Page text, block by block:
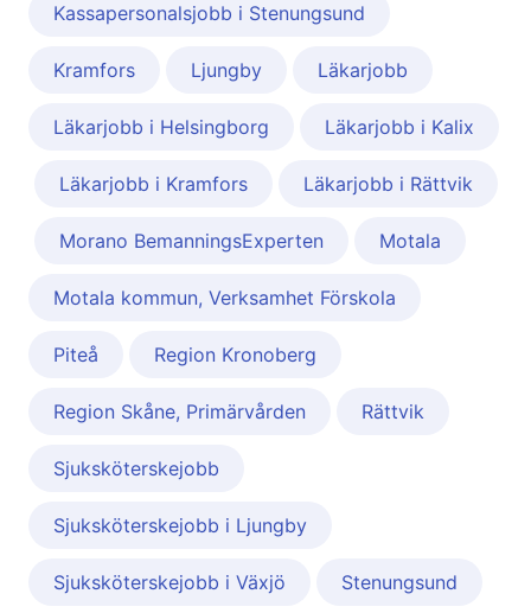
Kassapersonalsjobb i Stenungsund
Kramfors Ljungby Läkarjobb
Läkarjobb i Helsingborg Läkarjobb i Kalix
Läkarjobb i Kramfors Läkarjobb i Rättvik
Morano BemanningsExperten Motala
Motala kommun, Verksamhet Förskola
Piteå Region Kronoberg
Region Skåne, Primärvården Rättvik
Sjuksköterskejobb
Sjuksköterskejobb i Ljungby
Sjuksköterskejobb i Växjö Stenungsund